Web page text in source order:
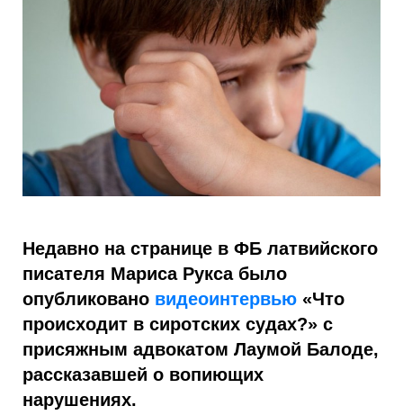
Недавно на странице в ФБ латвийского
писателя Мариса Рукса было
опубликовано видеоинтервью «Что
происходит в сиротских судах?» с
присяжным адвокатом Лаумой Балоде,
рассказавшей о вопиющих
нарушениях.